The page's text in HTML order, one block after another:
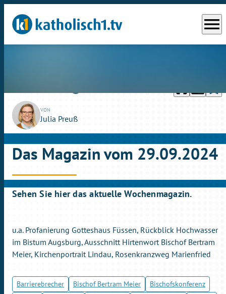
menu
VON
Julia Preuß
Das Magazin vom 29.09.2024
Sehen Sie hier das aktuelle Wochenmagazin.
u.a. Profanierung Gotteshaus Füssen, Rückblick Hochwasser
im Bistum Augsburg, Ausschnitt Hirtenwort Bischof Bertram
Meier, Kirchenportrait Lindau, Rosenkranzweg Marienfried
Barrierebrecher Bischof Bertram Meier
Bischofskonferenz